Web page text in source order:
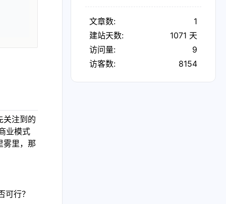
关注到的
业模式
雾里，那
行？
文章数:
1
建站天数:
1071 天
访问量:
9
访客数:
8154